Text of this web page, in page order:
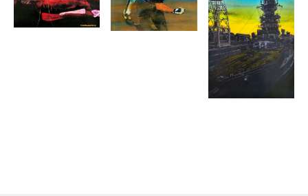
2014年と2018年の二度の脳出血を経て、現在は第一線での制作
活動からは卒業しているが、自身の培った唯一無二の技術を後
進に伝える「技法伝授」活動やグループ展への参加を通じ、表
現者としての歩みを止めることなく活動を続けている。